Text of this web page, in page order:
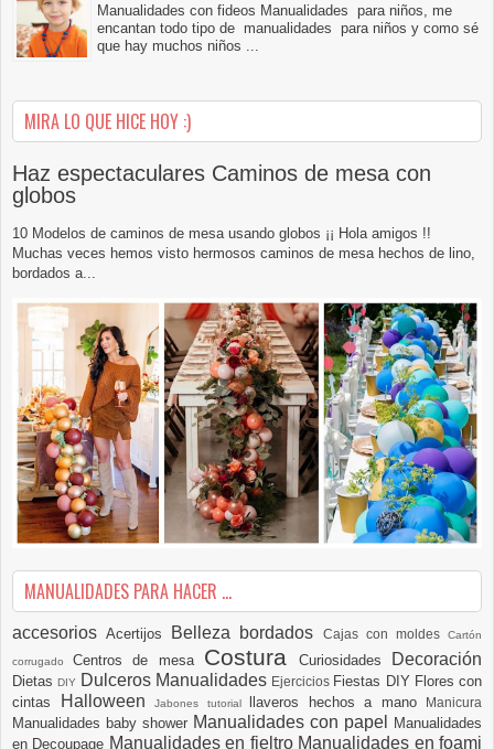
Manualidades con fideos Manualidades para niños, me
encantan todo tipo de manualidades para niños y como sé
que hay muchos niños ...
MIRA LO QUE HICE HOY :)
Haz espectaculares Caminos de mesa con
globos
10 Modelos de caminos de mesa usando globos ¡¡ Hola amigos !!
Muchas veces hemos visto hermosos caminos de mesa hechos de lino,
bordados a...
MANUALIDADES PARA HACER ...
accesoriosAcertijos Belleza bordados Cajas con moldesCartón
corrugadoCentros de mesa Costura Curiosidades Decoración
DietasDIY Dulceros Manualidades Ejercicios Fiestas DIY Flores con
cintas
Halloween Jabones tutorial llaveros hechos a mano Manicura
Manualidades baby shower Manualidades con papel
Manualidades
en Decoupage Manualidades en fieltro Manualidades en foami